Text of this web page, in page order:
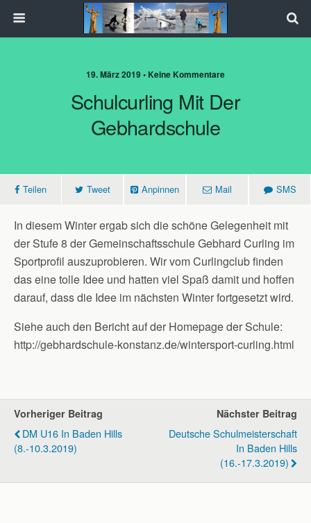
19. März 2019 • Keine Kommentare
Schulcurling Mit Der
Gebhardschule
Teilen Tweet Anpinnen Mail SMS
In diesem Winter ergab sich die schöne Gelegenheit mit
der Stufe 8 der Gemeinschaftsschule Gebhard Curling im
Sportprofil auszuprobieren. Wir vom Curlingclub finden
das eine tolle Idee und hatten viel Spaß damit und hoffen
darauf, dass die Idee im nächsten Winter fortgesetzt wird.
Siehe auch den Bericht auf der Homepage der Schule:
http://gebhardschule-konstanz.de/wintersport-curling.html
Vorheriger Beitrag
DM U16 In Baden Hills
(8.-10.3.2019)
Nächster Beitrag
Deutsche Schulmeisterschaft
In Baden Hills
(16.-17.3.2019)